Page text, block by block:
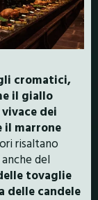
cromatici,
il giallo
dei
il marrone
risaltano
del
tovaglie
delle candele